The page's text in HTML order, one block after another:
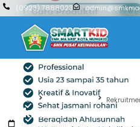
(0923) 7888023
Beranda
Rekruitmen Guru